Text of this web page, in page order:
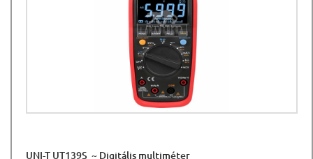
UNI-T UT139S ~ Digitális multiméter